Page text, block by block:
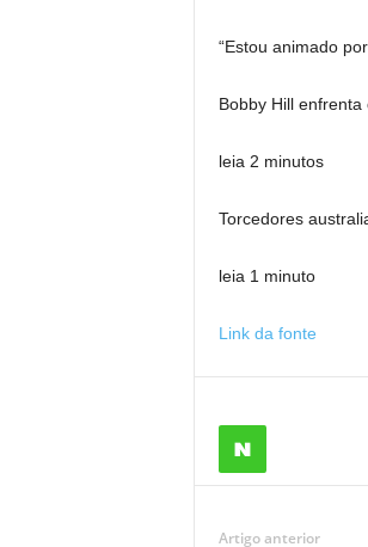
“Estou animado
Bobby Hill
leia 2 minutos
Torcedores
leia 1 minuto
Link da fonte
Artigo anterior